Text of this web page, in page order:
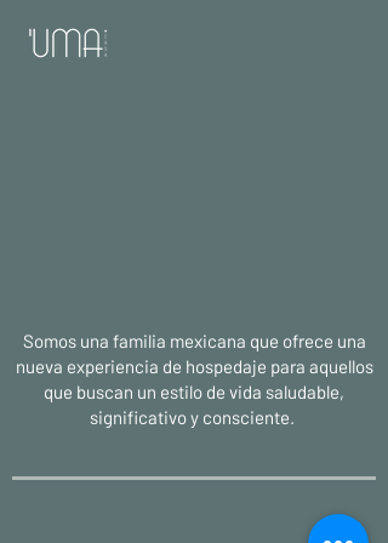
Somos una familia mexicana que ofrece una
nueva experiencia de hospedaje para aquellos
que buscan un estilo de vida saludable,
significativo y consciente.